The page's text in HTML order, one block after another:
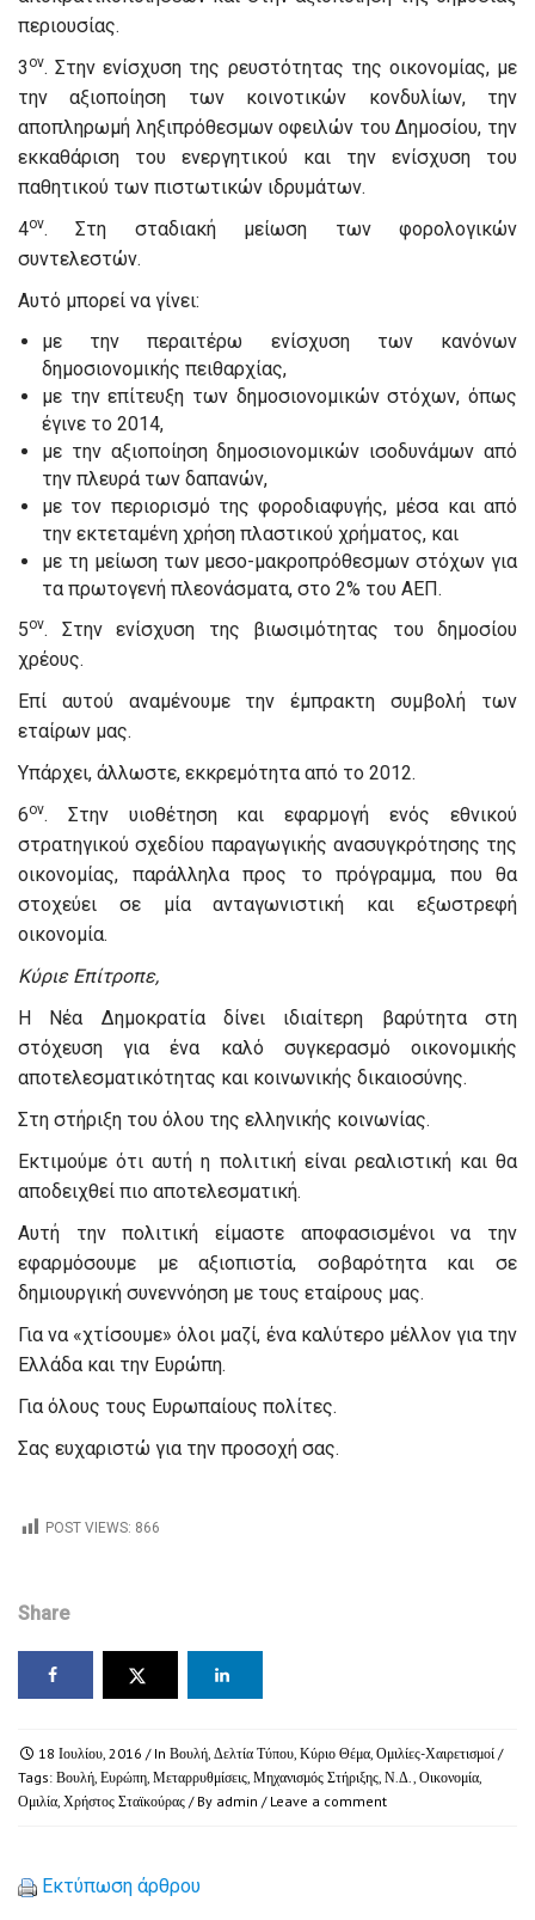
περιουσίας.
3 ον. Στην ενίσχυση της ρευστότητας της οικονομίας, με
την αξιοποίηση των κοινοτικών κονδυλίων, την
αποπληρωμή ληξιπρόθεσμων οφειλών του Δημοσίου, την
εκκαθάριση του ενεργητικού και την ενίσχυση του
παθητικού των πιστωτικών ιδρυμάτων.
4ον. Στη σταδιακή μείωση των φορολογικών
συντελεστών.
Αυτό μπορεί να γίνει:
με την περαιτέρω ενίσχυση των κανόνων
δημοσιονομικής πειθαρχίας,
με την επίτευξη των δημοσιονομικών στόχων, όπως
έγινε το 2014,
με την αξιοποίηση δημοσιονομικών ισοδυνάμων από
την πλευρά των δαπανών,
με τον περιορισμό της φοροδιαφυγής, μέσα και από
την εκτεταμένη χρήση πλαστικού χρήματος, και
με τη μείωση των μεσο-μακροπρόθεσμων στόχων για
τα πρωτογενή πλεονάσματα, στο 2% του ΑΕΠ.
5ον. Στην ενίσχυση της βιωσιμότητας του δημοσίου
χρέους.
Επί αυτού αναμένουμε την έμπρακτη συμβολή των
εταίρων μας.
Υπάρχει, άλλωστε, εκκρεμότητα από το 2012.
6ον. Στην υιοθέτηση και εφαρμογή ενός εθνικού
στρατηγικού σχεδίου παραγωγικής ανασυγκρότησης της
οικονομίας, παράλληλα προς το πρόγραμμα, που θα
στοχεύει σε μία ανταγωνιστική και εξωστρεφή
οικονομία.
Κύριε Επίτροπε,
Η Νέα Δημοκρατία δίνει ιδιαίτερη βαρύτητα στη
στόχευση για ένα καλό συγκερασμό οικονομικής
αποτελεσματικότητας και κοινωνικής δικαιοσύνης.
Στη στήριξη του όλου της ελληνικής κοινωνίας.
Εκτιμούμε ότι αυτή η πολιτική είναι ρεαλιστική και θα
αποδειχθεί πιο αποτελεσματική.
Αυτή την πολιτική είμαστε αποφασισμένοι να την
εφαρμόσουμε με αξιοπιστία, σοβαρότητα και σε
δημιουργική συνεννόηση με τους εταίρους μας.
Για να «χτίσουμε» όλοι μαζί, ένα καλύτερο μέλλον για την
Ελλάδα και την Ευρώπη.
Για όλους τους Ευρωπαίους πολίτες.
Σας ευχαριστώ για την προσοχή σας.
POST VIEWS: 866
Share
18 Ιουλίου, 2016 / In Βουλή, Δελτία Τύπου, Κύριο Θέμα, Ομιλίες-Χαιρετισμοί /
Tags: Βουλή, Ευρώπη, Μεταρρυθμίσεις, Μηχανισμός Στήριξης, Ν.Δ., Οικονομία,
Ομιλία, Χρήστος Σταϊκούρας / By admin / Leave a comment
Εκτύπωση άρθρου